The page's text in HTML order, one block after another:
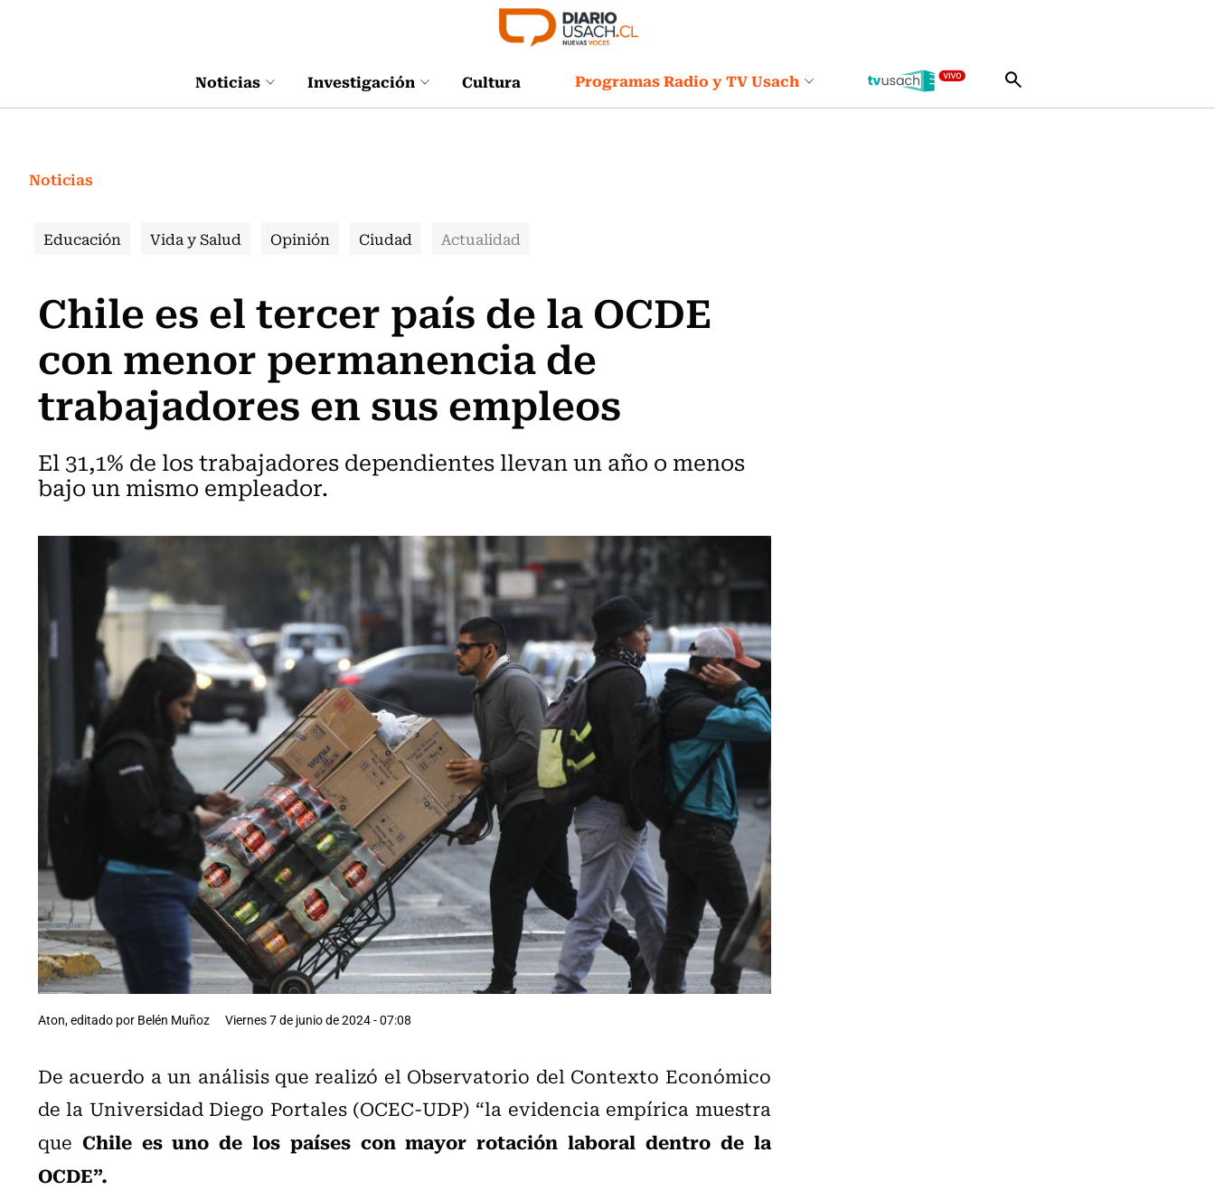
Noticias Investigación Cultura Programas Radio y TV Usach
Noticias
Educación Vida y Salud Opinión Ciudad Actualidad
Chile es el tercer país de la OCDE
con menor permanencia de
trabajadores en sus empleos
El 31,1% de los trabajadores dependientes llevan un año o menos
bajo un mismo empleador.
Aton, editado por Belén Muñoz Viernes 7 de junio de 2024 - 07:08
De acuerdo a un análisis que realizó el Observatorio del Contexto Económico
de la Universidad Diego Portales (OCEC-UDP) “la evidencia empírica muestra
que Chile es uno de los países con mayor rotación laboral dentro de la
OCDE”.